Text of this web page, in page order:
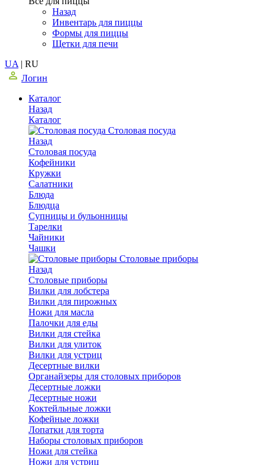
Назад
Инвентарь для пиццы
Формы для пиццы
Щетки для печи
UA | RU
Логин
Каталог
Назад
Каталог
Столовая посуда
Назад
Столовая посуда
Кофейники
Кружки
Салатники
Блюда
Блюдца
Супницы и бульонницы
Тарелки
Чайники
Чашки
Cтоловые приборы
Назад
Cтоловые приборы
Вилки для лобстера
Вилки для пирожных
Ножи для масла
Палочки для еды
Вилки для стейка
Вилки для улиток
Вилки для устриц
Десертные вилки
Органайзеры для столовых приборов
Десертные ложки
Десертные ножи
Коктейльные ложки
Кофейные ложки
Лопатки для торта
Наборы столовых приборов
Ножи для стейка
Ножи для устриц